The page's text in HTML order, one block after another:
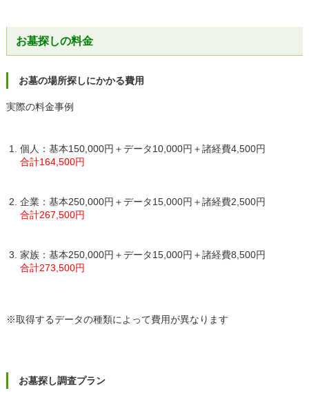
お墓探しの料金
お墓の場所探しにかかる費用
実際の料金事例
個人：基本150,000円＋データ10,000円＋諸経費4,500円
合計164,500円
企業：基本250,000円＋データ15,000円＋諸経費2,500円
合計267,500円
家族：基本250,000円＋データ15,000円＋諸経費8,500円
合計273,500円
※取得するデータの種類によって費用が異なります
お墓探し調査プラン